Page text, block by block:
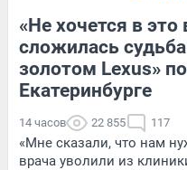
«Не хочется в это
сложилась
золотом Lexus»
Екатеринбурге
14 часов 22 855 117
«Мне сказали, что нам
врача уволили из